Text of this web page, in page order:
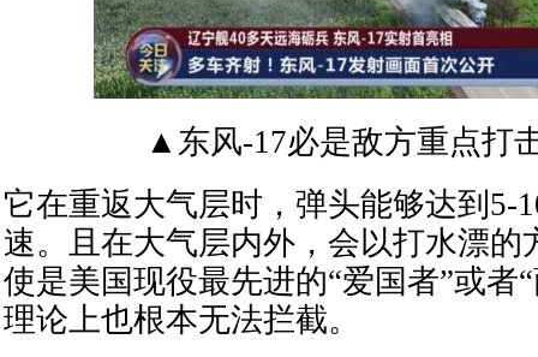
▲东风-17必是敌方重点打
它在重返大气层时，弹头能够达到5-
速。且在大气层内外，会以打水漂的
使是美国现役最先进的“爱国者”或者
理论上也根本无法拦截。